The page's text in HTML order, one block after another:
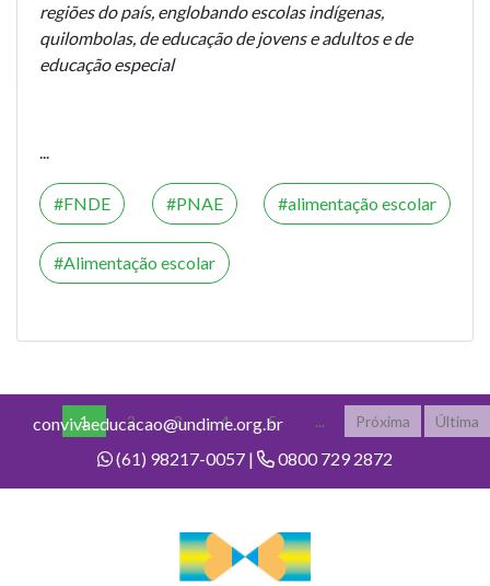
regiões do país, englobando escolas indígenas,
quilombolas, de educação de jovens e adultos e de
educação especial
...
FNDE PNAE alimentação escolar
Alimentação escolar
1 2 3 4 5 ... Próxima Última
convivaeducacao@undime.org.br
(61) 98217-0057 |
0800 729 2872